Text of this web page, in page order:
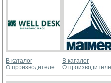
В каталог
О производителе
В каталог
О производителе